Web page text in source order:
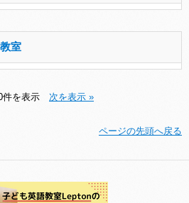
室
を表示 次を表示 »
ページの先頭へ戻る